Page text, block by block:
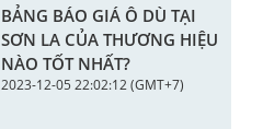
BẢNG BÁO GIÁ Ô DÙ TẠI
SƠN LA CỦA THƯƠNG HIỆU
NÀO TỐT NHẤT?
2023-12-05 22:02:12 (GMT+7)